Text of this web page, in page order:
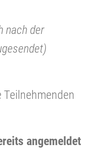
nach der
Teilnehmenden
angemeldet